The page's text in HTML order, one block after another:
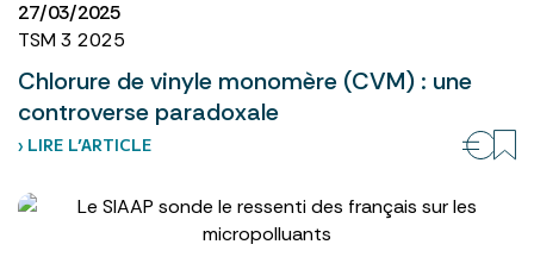
27/03/2025
TSM 3 2025
Chlorure de vinyle monomère (CVM) : une
controverse paradoxale
› LIRE L’ARTICLE